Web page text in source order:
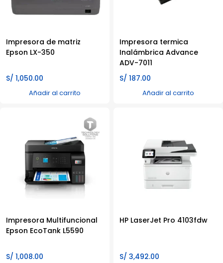
Impresora de matriz
Epson LX-350
S/ 1,050.00
Añadir al carrito
Impresora termica
Inalámbrica Advance
ADV-7011
S/ 187.00
Añadir al carrito
Impresora Multifuncional
Epson EcoTank L5590
S/ 1,008.00
HP LaserJet Pro 4103fdw
S/ 3,492.00